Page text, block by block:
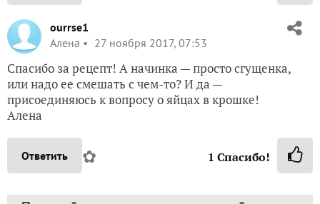
ourrse1
Алена
27 ноября 2017, 07:53
Спасибо за рецепт! А начинка — просто сгущенка,
или надо ее смешать с чем-то? И да —
присоединяюсь к вопросу о яйцах в крошке!
Алена
Ответить ✿ 1 Спасибо!